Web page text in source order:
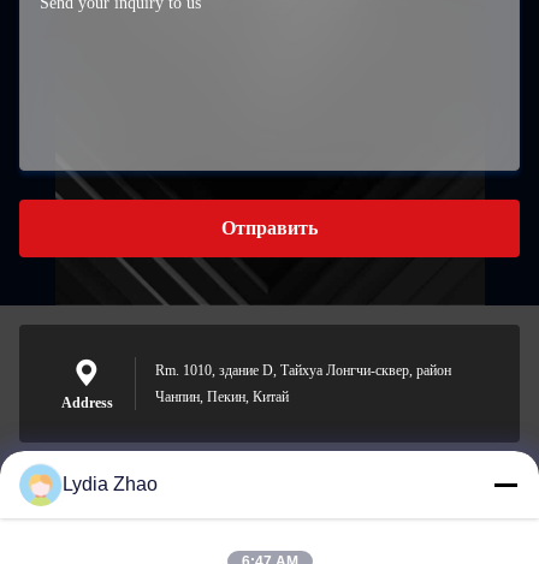
Отправить
Address
Rm. 1010, здание D, Тайхуа Лонгчи-сквер, район
Чанпин, Пекин, Китай
jesingd@vip.sina.com
Lydia Zhao